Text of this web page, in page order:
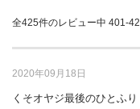
全425件のレビュー中 401-
2020年09月18日
くそオヤジ最後のひとふ